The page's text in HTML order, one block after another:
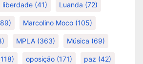
liberdade (41) Luanda (72)
Marcolino Moco (105)
MPLA (363) Música (69)
oposição (171) paz (42)